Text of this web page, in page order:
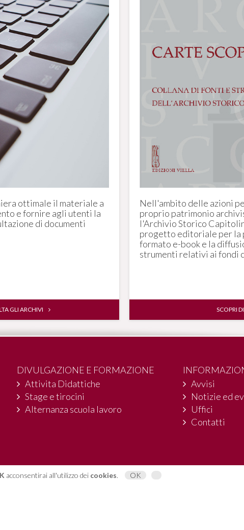
ottimale il materiale a
e fornire agli utenti la
di documenti
GLI ARCHIVI
Nell'ambito delle azioni
proprio patrimonio
l'Archivio Storico
progetto editoriale per la
formato e-book e la
strumenti relativi ai fondi
SCOPRI
DIVULGAZIONE E FORMAZIONE
Attivita Didattiche
Stage e tirocini
Alternanza scuola lavoro
Avvisi
Notizie ed
Uffici
Contatti
acconsentirai all'utilizzo dei cookies. OK